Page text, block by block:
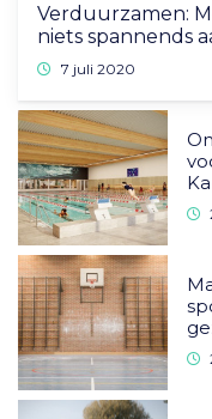
Verduurzamen:
niets spannends
7 juli 2020